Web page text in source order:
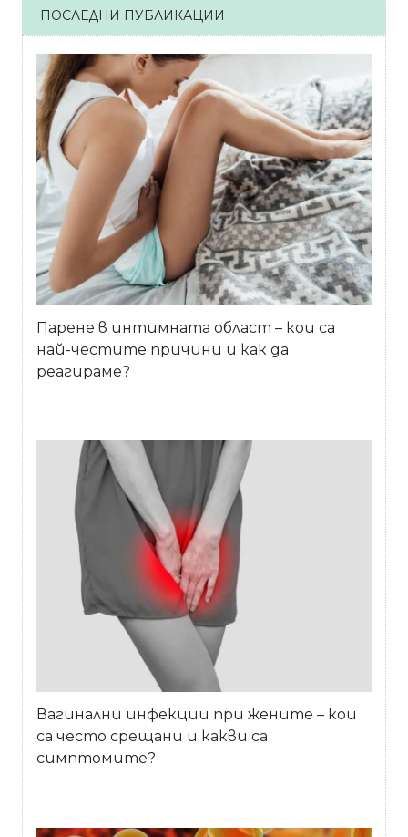
ПОСЛЕДНИ ПУБЛИКАЦИИ
Парене в интимната област – кои са
най-честите причини и как да
реагираме?
Вагинални инфекции при жените – кои
са често срещани и какви са
симптомите?